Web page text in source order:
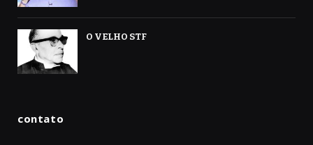
O VELHO STF
contato